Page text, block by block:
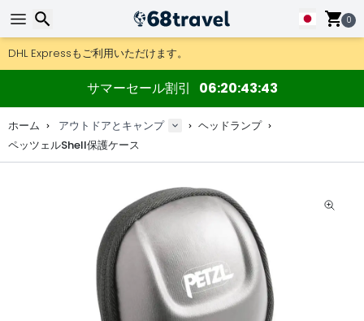
0
DHL Expressもご利用いただけます。
返品は30日間、木製マップやデコは90日間OK.
アウトドア用品やアクセサリーが超お得な価格！
サマーセール割引 06204342
ホーム アウトドアとキャンプ
ヘッドランプ
ペッツェルShell保護ケース